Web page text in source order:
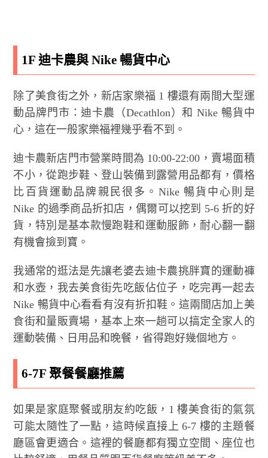
1F 迪卡農與 Nike 暢貨中心
除了美食街之外，新店家樂福 1 樓還有兩間大型運
動品牌門市：迪卡農（Decathlon）和 Nike 暢貨中
心，這在一般家樂福裡幾乎看不到。
迪卡農新店門市營業時間為 10:00-22:00，賣場面積
不小，從跑步鞋、登山裝備到露營用品都有，價格
比百貨運動品牌親民很多。Nike 暢貨中心則是
Nike 的過季商品折扣店，偶爾可以挖到 5-6 折的好
貨，特別是基本款慢跑鞋和運動服飾，耐心翻一翻
有機會撿到寶。
我通常的逛法是先讓老婆去迪卡農挑胖寶的運動褲
和水壺，我去美食街先吃飯佔位子，吃完再一起去
Nike 暢貨中心看看有沒有折扣鞋。這兩間店加上美
食街和量販賣場，基本上來一趟可以搞定全家人的
運動裝備、日用品和晚餐，省得跑好幾個地方。
6-7F 聚餐餐廳推薦
如果是家庭聚餐或朋友約吃飯，1 樓美食街的氣氛
可能太隨性了一點，這時候直接上 6-7 樓的主題餐
廳區會更適合。這裡的餐廳都有獨立空間、座位也